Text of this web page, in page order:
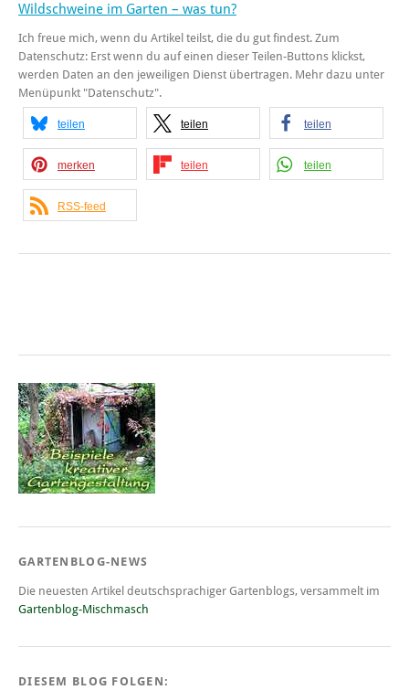
Wildschweine im Garten – was tun?
Ich freue mich, wenn du Artikel teilst, die du gut findest. Zum
Datenschutz: Erst wenn du auf einen dieser Teilen-Buttons klickst,
werden Daten an den jeweiligen Dienst übertragen. Mehr dazu unter
Menüpunkt "Datenschutz".
teilen teilen teilen
merken teilen teilen
RSS-feed
GARTENBLOG-NEWS
Die neuesten Artikel deutschsprachiger Gartenblogs, versammelt im
Gartenblog-Mischmasch
DIESEM BLOG FOLGEN: